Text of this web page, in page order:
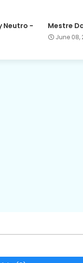
Neutro -
Mestre
June 08,